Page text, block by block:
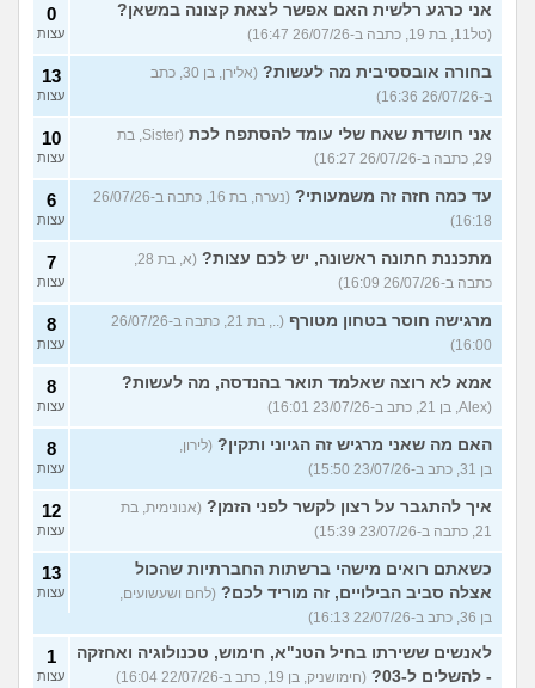
אני כרגע רלשית האם אפשר לצאת קצונה במשאן?
(טל11, בת 19, כתבה ב-26/07/26 16:47)
0
עצות
בחורה אובססיבית מה לעשות?
(אלירן, בן 30, כתב
ב-26/07/26 16:36)
13
עצות
אני חושדת שאח שלי עומד להסתפח לכת
(Sister, בת
29, כתבה ב-26/07/26 16:27)
10
עצות
עד כמה חזה זה משמעותי?
(נערה, בת 16, כתבה ב-26/07/26
16:18)
6
עצות
מתכננת חתונה ראשונה, יש לכם עצות?
(א, בת 28,
כתבה ב-26/07/26 16:09)
7
עצות
מרגישה חוסר בטחון מטורף
(.., בת 21, כתבה ב-26/07/26
16:00)
8
עצות
אמא לא רוצה שאלמד תואר בהנדסה, מה לעשות?
(Alex, בן 21, כתב ב-23/07/26 16:01)
8
עצות
האם מה שאני מרגיש זה הגיוני ותקין? (לירון,
בן 31, כתב ב-23/07/26 15:50)
8
עצות
איך להתגבר על רצון לקשר לפני הזמן? (אנונימית, בת
21, כתבה ב-23/07/26 15:39)
12
עצות
כשאתם רואים מישהי ברשתות החברתיות שהכול
אצלה סביב הבילויים, זה מוריד לכם? (לחם ושעשועים,
בן 36, כתב ב-22/07/26 16:13)
13
עצות
לאנשים ששירתו בחיל הטנ"א, חימוש, טכנולוגיה ואחזקה
- להשלים ל-03?
(חימושניק, בן 19, כתב ב-22/07/26 16:04)
1
עצות